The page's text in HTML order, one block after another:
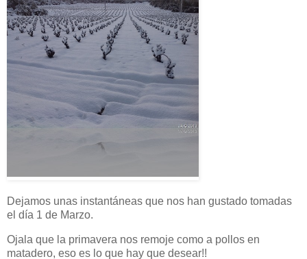
Dejamos unas instantáneas que nos han gustado tomadas
el día 1 de Marzo.
Ojala que la primavera nos remoje como a pollos en
matadero, eso es lo que hay que desear!!